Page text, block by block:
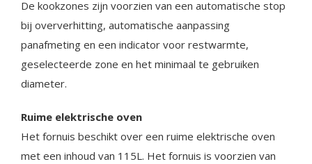
De kookzones zijn voorzien van een automatische stop
bij oververhitting, automatische aanpassing
panafmeting en een indicator voor restwarmte,
geselecteerde zone en het minimaal te gebruiken
diameter.
Ruime elektrische oven
Het fornuis beschikt over een ruime elektrische oven
met een inhoud van 115L. Het fornuis is voorzien van